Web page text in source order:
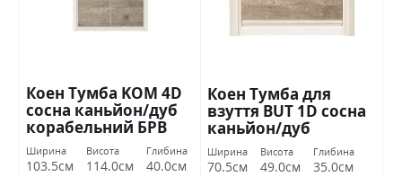
Коен Тумба KOM 4D
сосна каньйон/дуб
корабельний БРВ
Україна
Ширина
103.5см
Висота
114.0см
Глибина
40.0см
Коен Тумба для
взуття BUT 1D сосна
каньйон/дуб
корабельний БРВ
Україна
Ширина
70.5см
Висота
49.0см
Глибина
35.0см